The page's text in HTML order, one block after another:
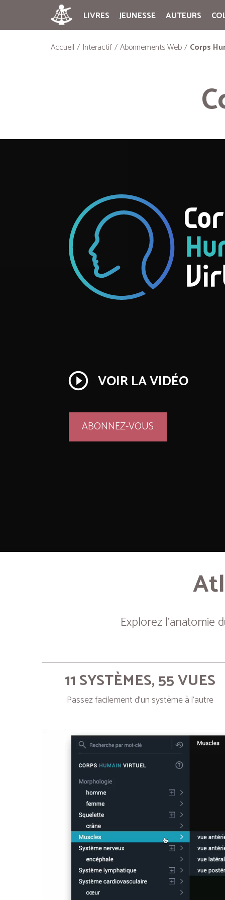
LIVRES JEUNESSE AUTEURS
Accueil Interactif Abonnements Web Corps
play_circle_outline VOIR LA VIDÉO
ABONNEZ-VOUS
Explorez
11 SYSTÈMES, 55 VUES
Passez facilement d’un système à l’autre